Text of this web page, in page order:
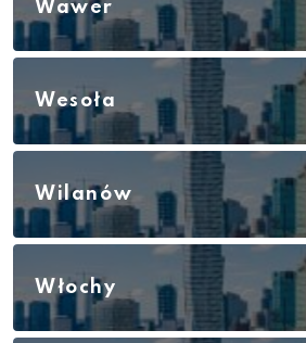
Wawer
Wesoła
Wilanów
Włochy